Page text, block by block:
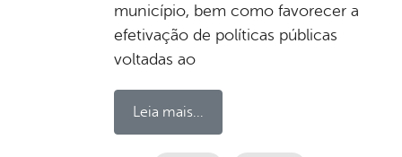
município, bem como favorecer a
efetivação de políticas públicas
voltadas ao
Leia mais...